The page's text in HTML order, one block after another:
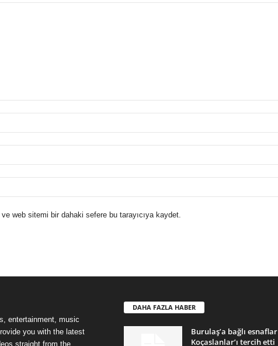
ve web sitemi bir dahaki sefere bu tarayıcıya kaydet.
entertainment, music
you with the latest
straight from the
DAHA FAZLA HABER
Burulaş’a bağlı esnaflar
Koçaslanlar’ı tercih etti